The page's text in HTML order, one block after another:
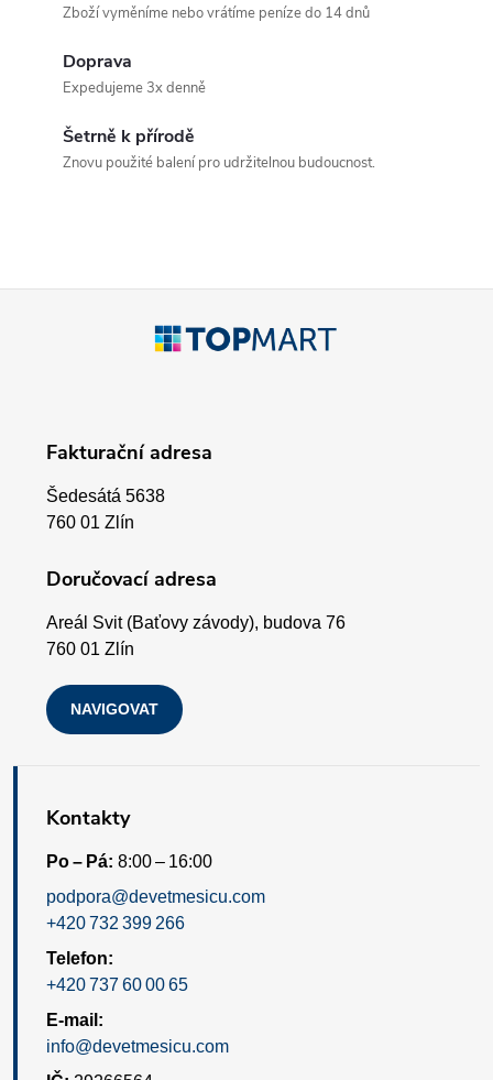
Zboží vyměníme nebo vrátíme peníze do 14 dnů
Doprava
Expedujeme 3x denně
Šetrně k přírodě
Znovu použité balení pro udržitelnou budoucnost.
Fakturační adresa
Šedesátá 5638
760 01 Zlín
Doručovací adresa
Areál Svit (Baťovy závody), budova 76
760 01 Zlín
NAVIGOVAT
Kontakty
Po – Pá: 8:00 – 16:00
podpora@devetmesicu.com
+420 732 399 266
Telefon:
+420 737 60 00 65
E-mail:
info@devetmesicu.com